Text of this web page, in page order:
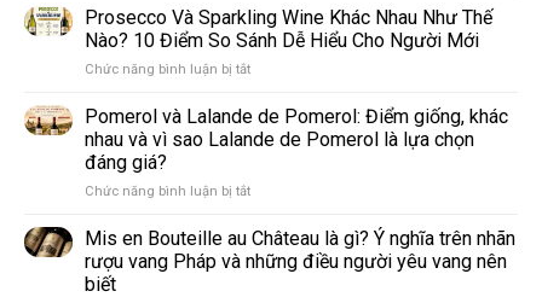
giống
nho
trắng
làm
vang
phổ
thế
Prosecco Và Sparkling Wine Khác Nhau Như Thế
Nào? 10 Điểm So Sánh Dễ Hiểu Cho Người Mới
Chức năng bình luận bị tắtở
Sparkling
Wine
Nhau
Thế
Nào?
10
Pomerol và Lalande de Pomerol: Điểm giống, khác
nhau và vì sao Lalande de Pomerol là lựa chọn
đáng giá?
Chức năng bình luận bị tắtở
và
Lalande
de
Mis en Bouteille au Château là gì? Ý nghĩa trên nhãn
rượu vang Pháp và những điều người yêu vang nên
biết